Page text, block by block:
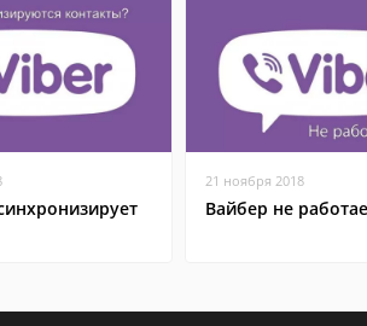
21 ноября 2018
Вайбер не